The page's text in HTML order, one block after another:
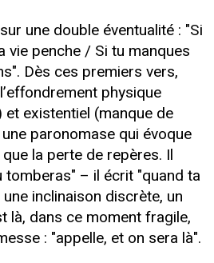
une double éventualité : "Si
vie penche / Si tu manques
Dès ces premiers vers,
physique
et existentiel (manque de
paronomase qui évoque
la perte de repères. Il
tomberas" – il écrit "quand ta
inclinaison discrète, un
là, dans ce moment fragile,
: "appelle, et on sera là".